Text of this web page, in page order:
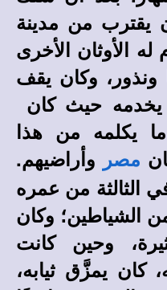
يقترب من مدينة
الأوثان الأخرى
ونذور، وكان يقف
يخدمه حيث كان
يكلمه من هذا
مصر
وأراضيهم.
الثالثة من عمره
الشياطين؛ وكان
وحين كانت
كان يمزَّق ثيابه،